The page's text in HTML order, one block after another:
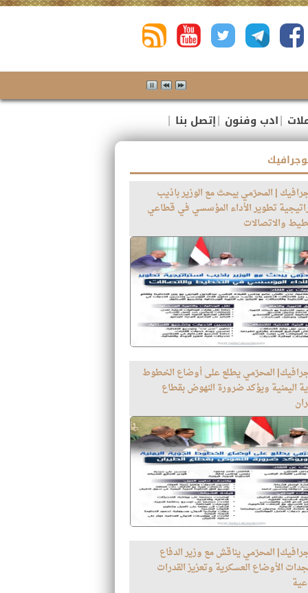
|ادب وفنون |إتصل بنا |
طفل من المهمشين ، احد ضحايا حادثة انفجار القنبلة
| المحرّمي يبحث مع الوزير باذيب
تطوير الأداء المؤسسي في قطاعي
والاتصالات
المحرّمي يطلع على أوضاع الخطوط
اليمنية ويؤكد ضرورة النهوض بقطاع
المحرّمي يناقش مع وزير الدفاع
الأوضاع العسكرية وتعزيز القدرات